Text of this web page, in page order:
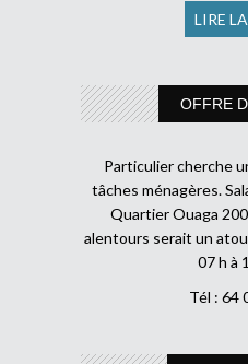
LIRE
OFFRE
Particulier cherche
tâches ménagères.
Quartier Ouaga
alentours serait un
07 h à
Tél : 64